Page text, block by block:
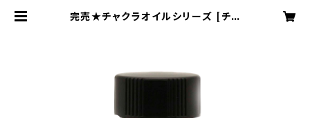
完売★チャクラオイルシリーズ [チャ